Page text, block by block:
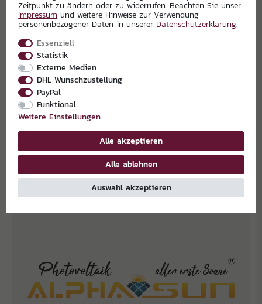
EXKLUSIVPARTNER
Zeitpunkt zu ändern oder zu widerrufen. Beachten Sie unser
Impressum und weitere Hinweise zur Verwendung
personenbezogener Daten in unserer Daten­schutz­erklärung.
Essenziell
Statistik
Externe Medien
DHL Wunschzustellung
PayPal
Funktional
Weitere Einstellungen
Alle akzeptieren
Alle ablehnen
Auswahl akzeptieren